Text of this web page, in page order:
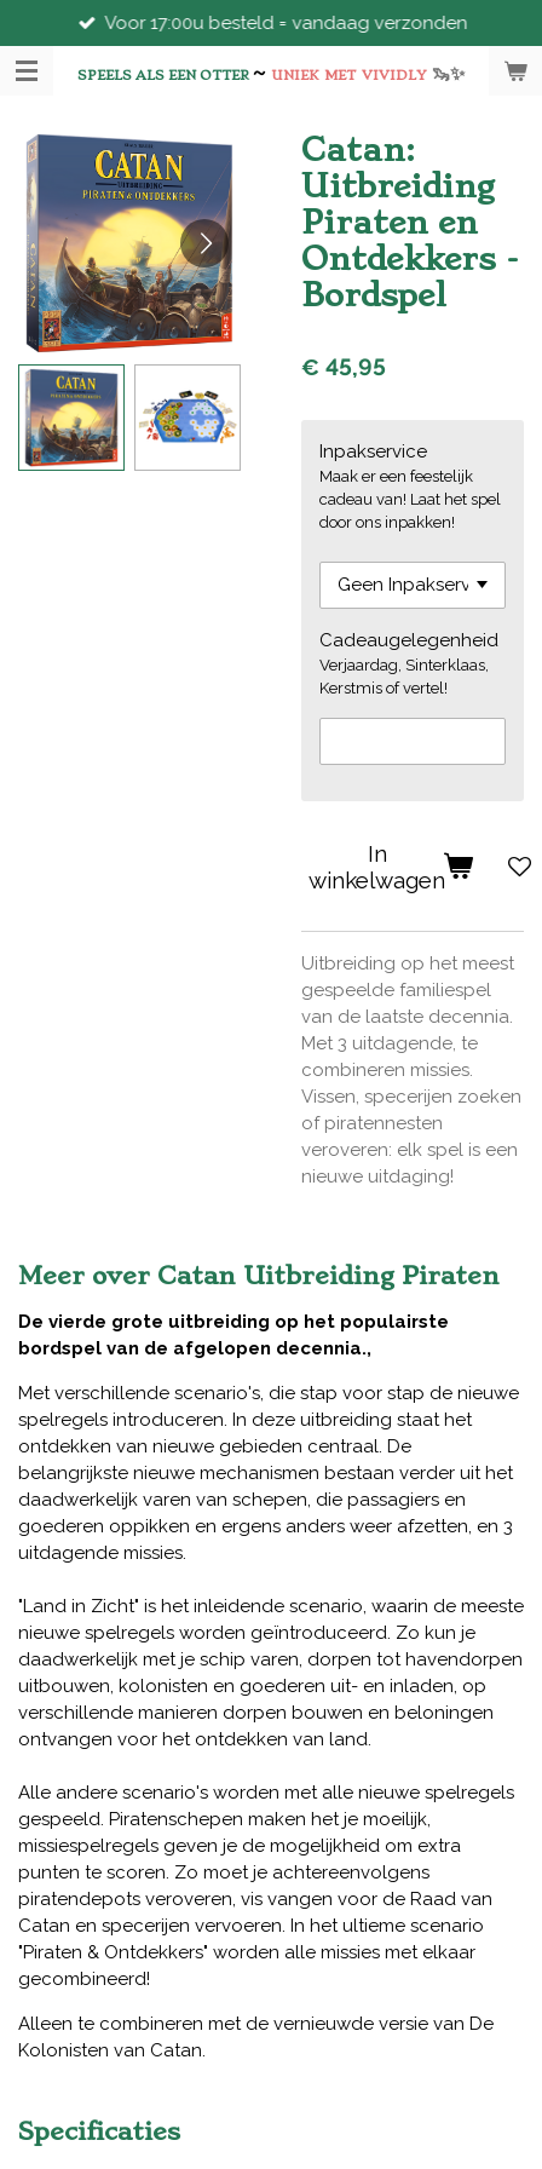
direct
naar
hoofdinhoud
SPEELS ALS EEN OTTER~ UNIEK MET VIVIDLY 🦦✨
Voor 17:00u besteld = vandaag verzonden
Catan:
Uitbreiding
Piraten en
Ontdekkers -
Bordspel
€ 45,95
Inpakservice
Maak er een feestelijk
cadeau van! Laat het spel
door ons inpakken!
Cadeaugelegenheid
Verjaardag, Sinterklaas,
Kerstmis of vertel!
In
winkelwagen
Uitbreiding op het meest
gespeelde familiespel
van de laatste decennia.
Met 3 uitdagende, te
combineren missies.
Vissen, specerijen zoeken
of piratennesten
veroveren: elk spel is een
nieuwe uitdaging!
Meer over Catan Uitbreiding Piraten
De vierde grote uitbreiding op het populairste
bordspel van de afgelopen decennia.,
Met verschillende scenario's, die stap voor stap de nieuwe
spelregels introduceren. In deze uitbreiding staat het
ontdekken van nieuwe gebieden centraal. De
belangrijkste nieuwe mechanismen bestaan verder uit het
daadwerkelijk varen van schepen, die passagiers en
goederen oppikken en ergens anders weer afzetten, en 3
uitdagende missies.
"Land in Zicht" is het inleidende scenario, waarin de meeste
nieuwe spelregels worden geïntroduceerd. Zo kun je
daadwerkelijk met je schip varen, dorpen tot havendorpen
uitbouwen, kolonisten en goederen uit- en inladen, op
verschillende manieren dorpen bouwen en beloningen
ontvangen voor het ontdekken van land.
Alle andere scenario's worden met alle nieuwe spelregels
gespeeld. Piratenschepen maken het je moeilijk,
missiespelregels geven je de mogelijkheid om extra
punten te scoren. Zo moet je achtereenvolgens
piratendepots veroveren, vis vangen voor de Raad van
Catan en specerijen vervoeren. In het ultieme scenario
"Piraten & Ontdekkers" worden alle missies met elkaar
gecombineerd!
Alleen te combineren met de vernieuwde versie van De
Kolonisten van Catan.
Specificaties